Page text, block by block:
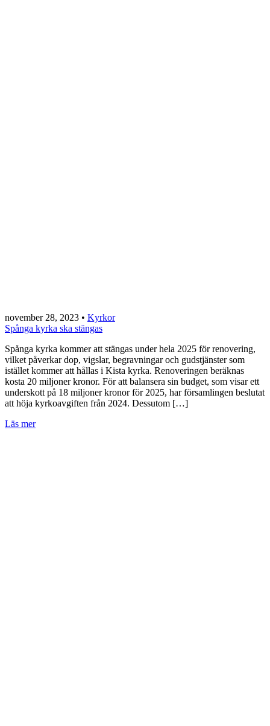
november 28, 2023 • Kyrkor
Spånga kyrka ska stängas
Spånga kyrka kommer att stängas under hela 2025 för renovering,
vilket påverkar dop, vigslar, begravningar och gudstjänster som
istället kommer att hållas i Kista kyrka. Renoveringen beräknas
kosta 20 miljoner kronor. För att balansera sin budget, som visar ett
underskott på 18 miljoner kronor för 2025, har församlingen beslutat
att höja kyrkoavgiften från 2024. Dessutom […]
Läs mer